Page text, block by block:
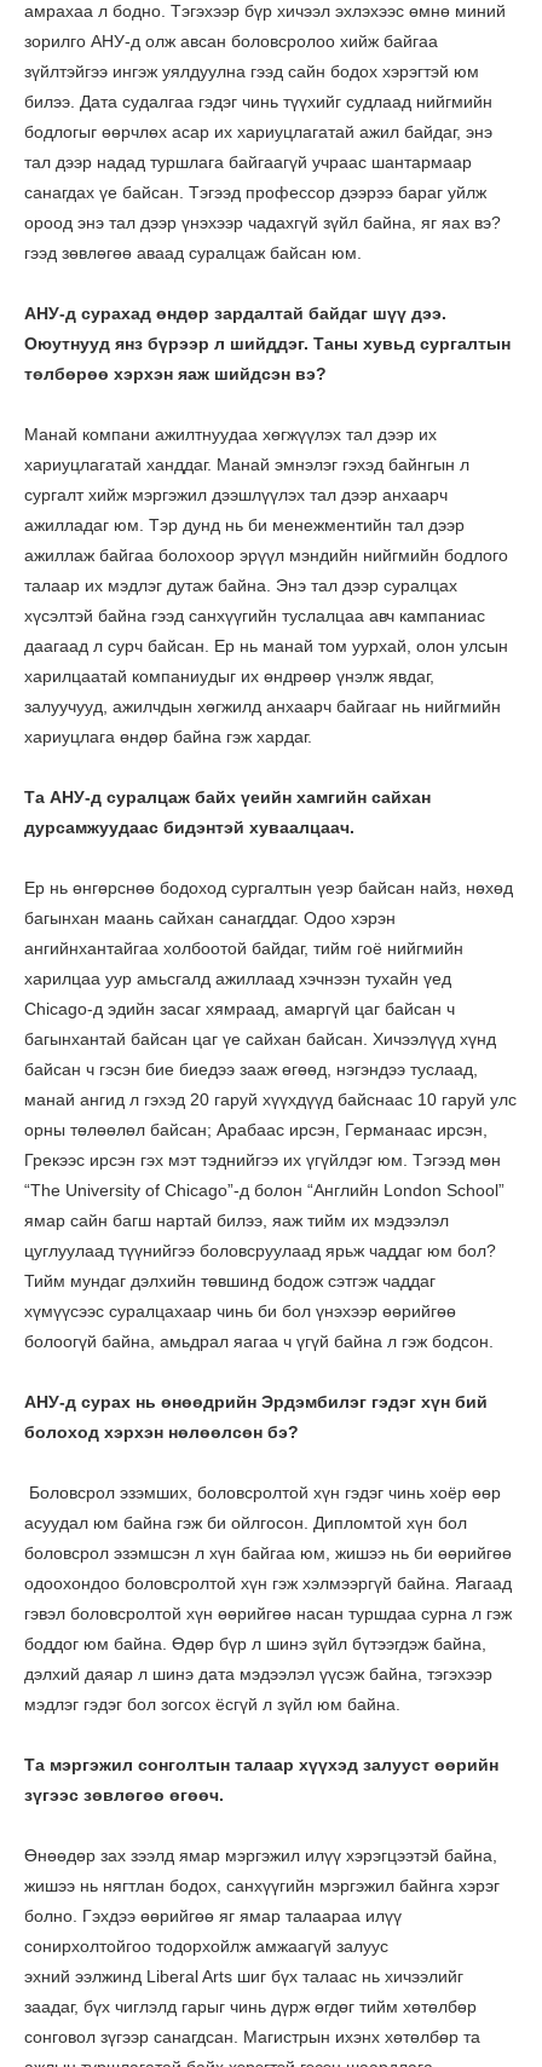
амрахаа л бодно. Тэгэхээр бүр хичээл эхлэхээс өмнө миний
зорилго АНУ-д олж авсан боловсролоо хийж байгаа
зүйлтэйгээ ингэж уялдуулна гээд сайн бодох хэрэгтэй юм
билээ. Дата судалгаа гэдэг чинь түүхийг судлаад нийгмийн
бодлогыг өөрчлөх асар их хариуцлагатай ажил байдаг, энэ
тал дээр надад туршлага байгаагүй учраас шантармаар
санагдах үе байсан. Тэгээд профессор дээрээ бараг уйлж
ороод энэ тал дээр үнэхээр чадахгүй зүйл байна, яг яах вэ?
гээд зөвлөгөө аваад суралцаж байсан юм.
АНУ-д сурахад өндөр зардалтай байдаг шүү дээ.
Оюутнууд янз бүрээр л шийддэг. Таны хувьд сургалтын
төлбөрөө хэрхэн яаж шийдсэн вэ?
Манай компани ажилтнуудаа хөгжүүлэх тал дээр их
хариуцлагатай ханддаг. Манай эмнэлэг гэхэд байнгын л
сургалт хийж мэргэжил дээшлүүлэх тал дээр анхаарч
ажилладаг юм. Тэр дунд нь би менежментийн тал дээр
ажиллаж байгаа болохоор эрүүл мэндийн нийгмийн бодлого
талаар их мэдлэг дутаж байна. Энэ тал дээр суралцах
хүсэлтэй байна гээд санхүүгийн туслалцаа авч кампаниас
даагаад л сурч байсан. Ер нь манай том уурхай, олон улсын
харилцаатай компаниудыг их өндрөөр үнэлж явдаг,
залуучууд, ажилчдын хөгжилд анхаарч байгааг нь нийгмийн
хариуцлага өндөр байна гэж хардаг.
Та АНУ-д суралцаж байх үеийн хамгийн сайхан
дурсамжуудаас бидэнтэй хуваалцаач.
Ер нь өнгөрснөө бодоход сургалтын үеэр байсан найз, нөхөд
багынхан маань сайхан санагддаг. Одоо хэрэн
ангийнхантайгаа холбоотой байдаг, тийм гоё нийгмийн
харилцаа уур амьсгалд ажиллаад хэчнээн тухайн үед
Chicago-д эдийн засаг хямраад, амаргүй цаг байсан ч
багынхантай байсан цаг үе сайхан байсан. Хичээлүүд хүнд
байсан ч гэсэн бие биедээ зааж өгөөд, нэгэндээ туслаад,
манай ангид л гэхэд 20 гаруй хүүхдүүд байснаас 10 гаруй улс
орны төлөөлөл байсан; Арабаас ирсэн, Германаас ирсэн,
Грекээс ирсэн гэх мэт тэднийгээ их үгүйлдэг юм. Тэгээд мөн
“The University of Chicago”-д болон “Английн London School”
ямар сайн багш нартай билээ, яаж тийм их мэдээлэл
цуглуулаад түүнийгээ боловсруулаад ярьж чаддаг юм бол?
Тийм мундаг дэлхийн төвшинд бодож сэтгэж чаддаг
хүмүүсээс суралцахаар чинь би бол үнэхээр өөрийгөө
болоогүй байна, амьдрал яагаа ч үгүй байна л гэж бодсон.
АНУ-д сурах нь өнөөдрийн Эрдэмбилэг гэдэг хүн бий
болоход хэрхэн нөлөөлсөн бэ?
Боловсрол эзэмших, боловсролтой хүн гэдэг чинь хоёр өөр
асуудал юм байна гэж би ойлгосон. Дипломтой хүн бол
боловсрол эзэмшсэн л хүн байгаа юм, жишээ нь би өөрийгөө
одоохондоо боловсролтой хүн гэж хэлмээргүй байна. Яагаад
гэвэл боловсролтой хүн өөрийгөө насан туршдаа сурна л гэж
боддог юм байна. Өдөр бүр л шинэ зүйл бүтээгдэж байна,
дэлхий даяар л шинэ дата мэдээлэл үүсэж байна, тэгэхээр
мэдлэг гэдэг бол зогсох ёсгүй л зүйл юм байна.
Та мэргэжил сонголтын талаар хүүхэд залууст өөрийн
зүгээс зөвлөгөө өгөөч.
Өнөөдөр зах зээлд ямар мэргэжил илүү хэрэгцээтэй байна,
жишээ нь нягтлан бодох, санхүүгийн мэргэжил байнга хэрэг
болно. Гэхдээ өөрийгөө яг ямар талаараа илүү
сонирхолтойгоо тодорхойлж амжаагүй залуус
эхний ээлжинд Liberal Arts шиг бүх талаас нь хичээлийг
заадаг, бүх чиглэлд гарыг чинь дүрж өгдөг тийм хөтөлбөр
сонговол зүгээр санагдсан. Магистрын ихэнх хөтөлбөр та